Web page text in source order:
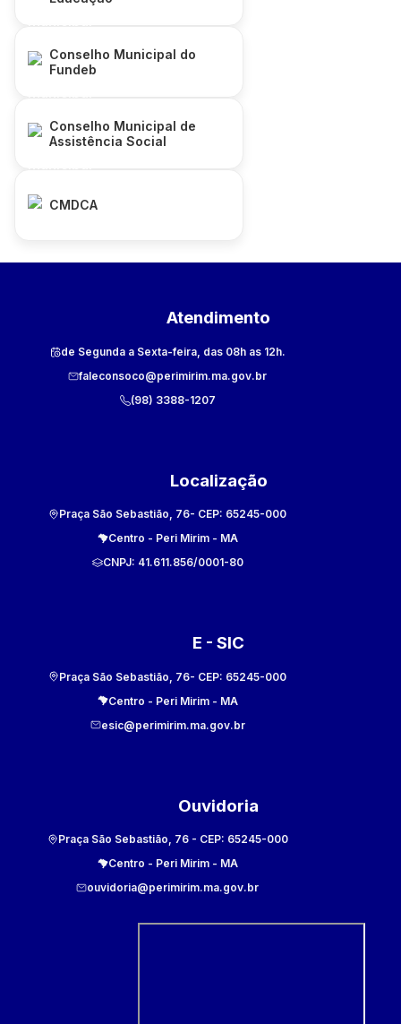
Conselho Municipal do
Fundeb
Conselho Municipal de
Assistência Social
CMDCA
Atendimento
de Segunda a Sexta-feira, das 08h as 12h.
faleconsoco@perimirim.ma.gov.br
(98) 3388-1207
Localização
Praça São Sebastião, 76- CEP: 65245-000
Centro - Peri Mirim- MA
CNPJ: 41.611.856/0001-80
E - SIC
Praça São Sebastião, 76- CEP: 65245-000
Centro - Peri Mirim- MA
esic@perimirim.ma.gov.br
Ouvidoria
Praça São Sebastião, 76- CEP: 65245-000
Centro - Peri Mirim- MA
ouvidoria@perimirim.ma.gov.br